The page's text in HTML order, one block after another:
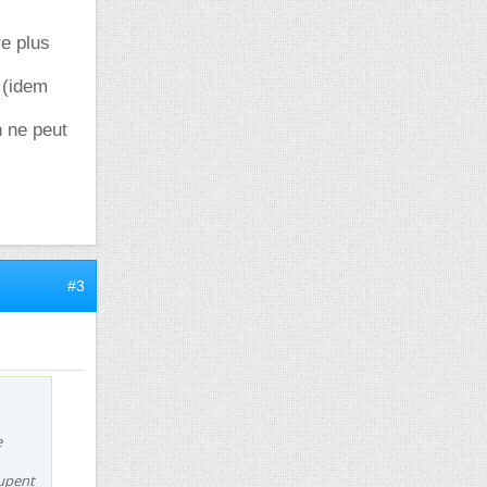
plus
ne peut
#3